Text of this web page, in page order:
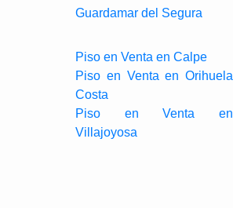
Guardamar del Segura
Piso en Venta en Calpe
Piso en Venta en Orihuela
Costa
Piso en Venta en
Villajoyosa